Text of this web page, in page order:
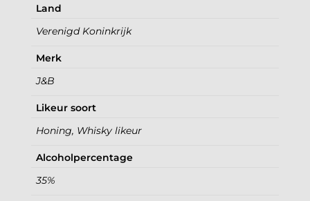
Land
Verenigd Koninkrijk
Merk
J&B
Likeur soort
Honing, Whisky likeur
Alcoholpercentage
35%